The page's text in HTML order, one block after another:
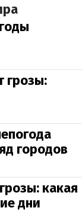
грозы:
городов
какая
дни